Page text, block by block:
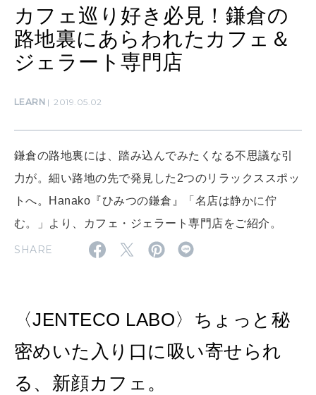
SUSTAINABLE
わたしができること
WORK&MONEY
いい人生って？
2026年9月号「北海道 おいしく遊ぶ、夏のご褒美旅。」
2026年8月号『お茶の時間です。』
2026年7月号「鎌倉 ローカルが 教えてくれた 本当の歩き方。」
MAGAZINE
カフェ巡り好き必見！鎌倉の
路地裏にあらわれたカフェ＆
ジェラート専門店
LEARN 2019.05.02
鎌倉の路地裏には、踏み込んでみたくなる不思議な引
力が。細い路地の先で発見した2つのリラックススポッ
トへ。Hanako『ひみつの鎌倉』「名店は静かに佇
む。」より、カフェ・ジェラート専門店をご紹介。
SHARE
〈JENTECO LABO〉ちょっと秘
密めいた入り口に吸い寄せられ
る、新顔カフェ。